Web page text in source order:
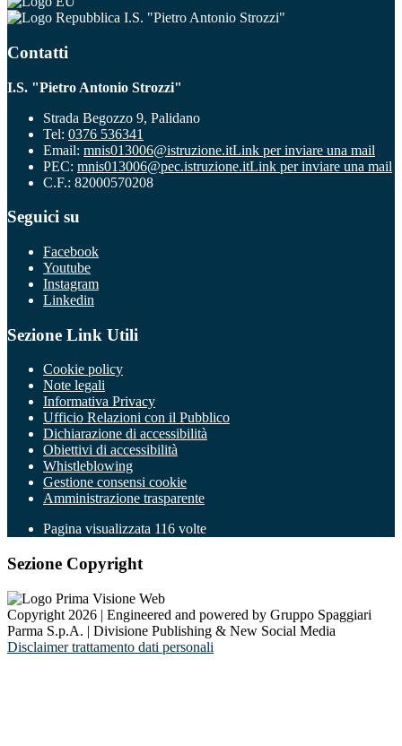
I.S. "Pietro Antonio Strozzi"
Contatti
I.S. "Pietro Antonio Strozzi"
Strada Begozzo 9, Palidano
Tel: 0376 536341
Email: mnis013006@istruzione.itLink per inviare una mail
PEC: mnis013006@pec.istruzione.itLink per inviare una mail
C.F.: 82000570208
Seguici su
Facebook
Youtube
Instagram
Linkedin
Sezione Link Utili
Cookie policy
Note legali
Informativa Privacy
Ufficio Relazioni con il Pubblico
Dichiarazione di accessibilità
Obiettivi di accessibilità
Whistleblowing
Gestione consensi cookie
Amministrazione trasparente
Pagina visualizzata 116 volte
Sezione Copyright
Copyright 2026 | Engineered and powered by Gruppo Spaggiari
Parma S.p.A. | Divisione Publishing & New Social Media
Disclaimer trattamento dati personali